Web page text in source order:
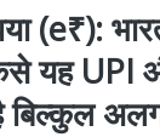
(e₹):
यह UPI
बिल्कुल